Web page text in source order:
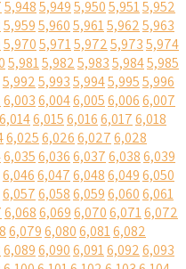
5,9485,9495,9505,9515,952
5,9595,9605,9615,9625,963
5,9705,9715,9725,9735,974
5,9815,9825,9835,9845,985
5,9925,9935,9945,9955,996
6,0036,0046,0056,0066,007
6,0146,0156,0166,0176,018
6,0256,0266,0276,028
6,0356,0366,0376,0386,039
6,0466,0476,0486,0496,050
6,0576,0586,0596,0606,061
6,0686,0696,0706,0716,072
6,0796,0806,0816,082
6,0896,0906,0916,0926,093